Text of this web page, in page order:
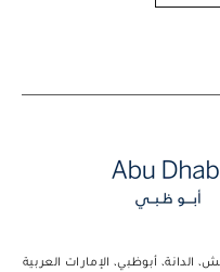
الدانة، أبوظبي، الإمارات العربية